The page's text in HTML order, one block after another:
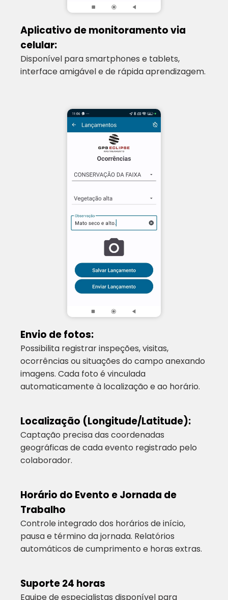
Aplicativo de monitoramento via
celular:
Disponível para smartphones e tablets,
interface amigável e de rápida aprendizagem.
Envio de fotos:
Possibilita registrar inspeções, visitas,
ocorrências ou situações do campo anexando
imagens. Cada foto é vinculada
automaticamente à localização e ao horário.
Localização (Longitude/Latitude):
Captação precisa das coordenadas
geográficas de cada evento registrado pelo
colaborador.
Horário do Evento e Jornada de
Trabalho
Controle integrado dos horários de início,
pausa e término da jornada. Relatórios
automáticos de cumprimento e horas extras.
Suporte 24 horas
Equipe de especialistas disponível para